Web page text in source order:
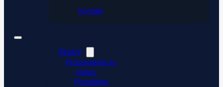
Kontakt
Řešení
Propojujeme e-
shopy
Přenášíme